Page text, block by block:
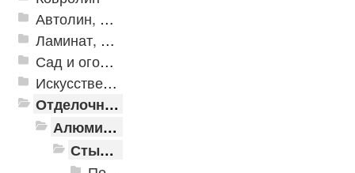
Автолин, Транслин, Линолеум
Ламинат, Кварцвиниловая плитка SPC
Сад и огород
Искусственная трава
Отделочные профили
Алюминиевые пороги
Стыкоперекрывающие алюминиевые пороги